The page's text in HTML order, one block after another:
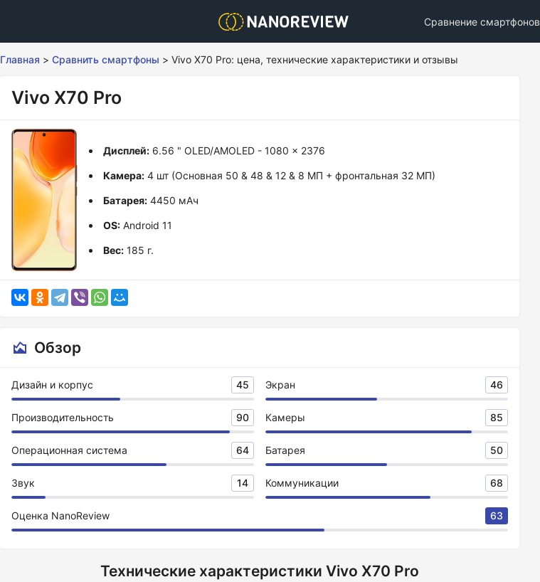
Сравнение смартфонов
Главная > Сравнить смартфоны > Vivo X70 Pro: цена, технические характеристики и отзывы
Vivo X70 Pro
Дисплей:6.56 " OLED/AMOLED - 1080 x 2376
Камера:4 шт (Основная 50 & 48 & 12 & 8 МП + фронтальная 32 МП)
Батарея:4450 мАч
OS:Android 11
Вес:185 г.
Обзор
Дизайн и корпус 45 Экран 46
Производительность 90 Камеры 85
Операционная система 64 Батарея 50
Звук 14 Коммуникации 68
Оценка NanoReview 63
Технические характеристики Vivo X70 Pro